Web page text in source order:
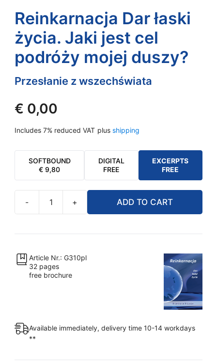
Reinkarnacja Dar łaski
życia. Jaki jest cel
podróży mojej duszy?
Przesłanie z wszechświata
€ 0,00
Includes 7% reduced VAT plus shipping
SOFTBOUND
€ 9,80
DIGITAL
FREE
EXCERPTS
FREE
-
Reinkarnacja
łaski
Jaki
quantity
+ ADD TO CART
Article Nr.: G310pl
32 pages
free brochure
Available immediately, delivery time 10-14 workdays
**